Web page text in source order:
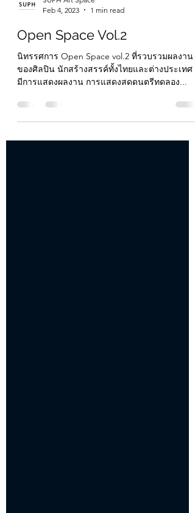
Feb 4, 2023
1 min read
Open Space Vol.2
นิทรรศการ Open Space vol.2 ที่รวบรวมผลงาน
มีการแสดงผลงาน การแสดงสดดนตรีทดลอง...